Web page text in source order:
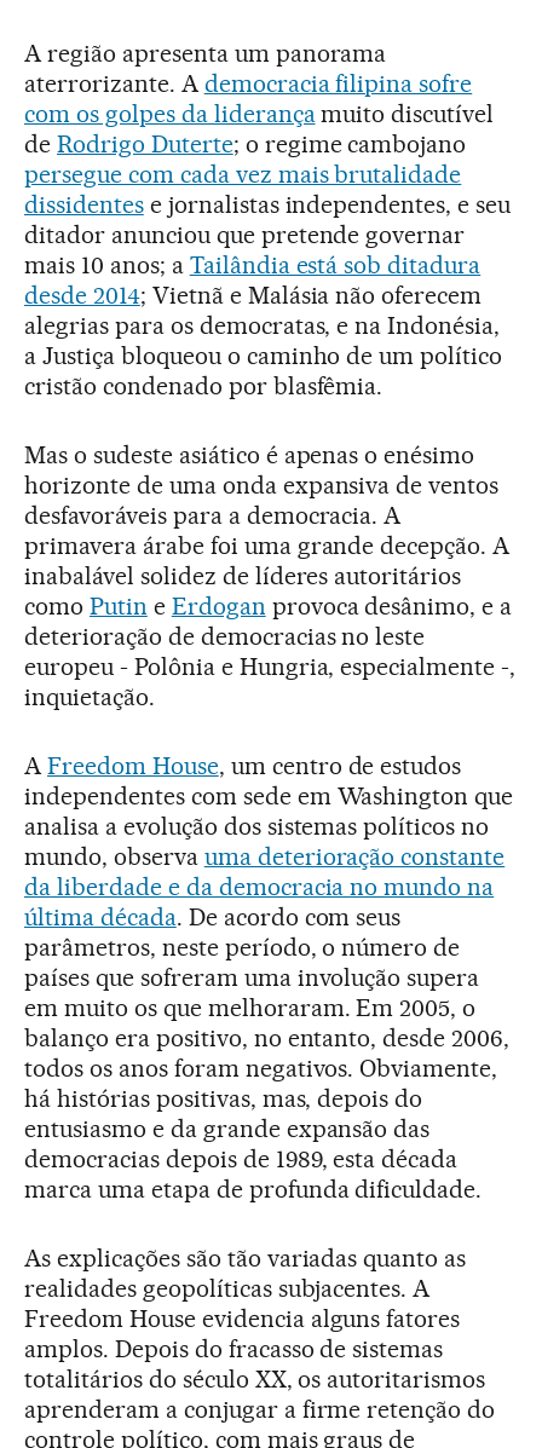
A região apresenta um panorama
aterrorizante. A democracia filipina sofre
com os golpes da liderançamuito discutível
de Rodrigo Duterte; o regime cambojano
persegue com cada vez mais brutalidade
dissidentese jornalistas independentes, e seu
ditador anunciou que pretende governar
mais 10 anos; a Tailândia está sob ditadura
desde 2014; Vietnã e Malásia não oferecem
alegrias para os democratas, e na Indonésia,
a Justiça bloqueou o caminho de um político
cristão condenado por blasfêmia.
Mas o sudeste asiático é apenas o enésimo
horizonte de uma onda expansiva de ventos
desfavoráveis para a democracia. A
primavera árabe foi uma grande decepção. A
inabalável solidez de líderes autoritários
como Putin e Erdogan provoca desânimo, e a
deterioração de democracias no leste
europeu - Polônia e Hungria, especialmente -,
inquietação.
A Freedom House, um centro de estudos
independentes com sede em Washington que
analisa a evolução dos sistemas políticos no
mundo, observa uma deterioração constante
da liberdade e da democracia no mundo na
última década. De acordo com seus
parâmetros, neste período, o número de
países que sofreram uma involução supera
em muito os que melhoraram. Em 2005, o
balanço era positivo, no entanto, desde 2006,
todos os anos foram negativos. Obviamente,
há histórias positivas, mas, depois do
entusiasmo e da grande expansão das
democracias depois de 1989, esta década
marca uma etapa de profunda dificuldade.
As explicações são tão variadas quanto as
realidades geopolíticas subjacentes. A
Freedom House evidencia alguns fatores
amplos. Depois do fracasso de sistemas
totalitários do século XX, os autoritarismos
aprenderam a conjugar a firme retenção do
controle político, com mais graus de